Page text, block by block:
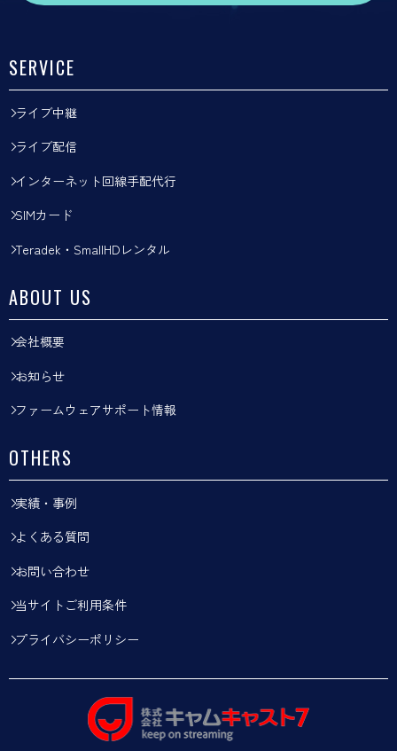
SERVICE
ライブ中継
ライブ配信
インターネット回線手配代行
SIMカード
Teradek・SmallHDレンタル
ABOUT US
会社概要
お知らせ
ファームウェアサポート情報
OTHERS
実績・事例
よくある質問
お問い合わせ
当サイトご利用条件
プライバシーポリシー